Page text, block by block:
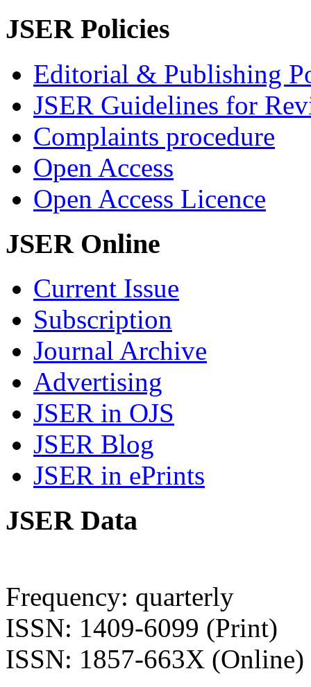
JSER Policies
Editorial & Publishing
JSER Guidelines for
Complaints procedure
Open Access
Open Access Licence
JSER Online
Current Issue
Subscription
Journal Archive
Advertising
JSER in OJS
JSER Blog
JSER in ePrints
JSER Data
Frequency: quarterly
ISSN: 1409-6099 (Print)
ISSN: 1857-663X (Online)